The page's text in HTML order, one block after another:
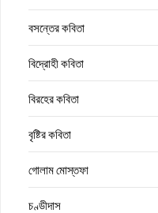
বসন্তের কবিতা
বিদ্রোহী কবিতা
বিরহের কবিতা
বৃষ্টির কবিতা
গোলাম মোস্তফা
চণ্ডীদাস